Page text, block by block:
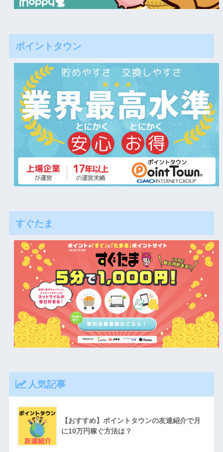
ポイントタウン
すぐたま
人気記事
【おすすめ】ポイントタウンの友達紹介で月
に10万円稼ぐ方法は？